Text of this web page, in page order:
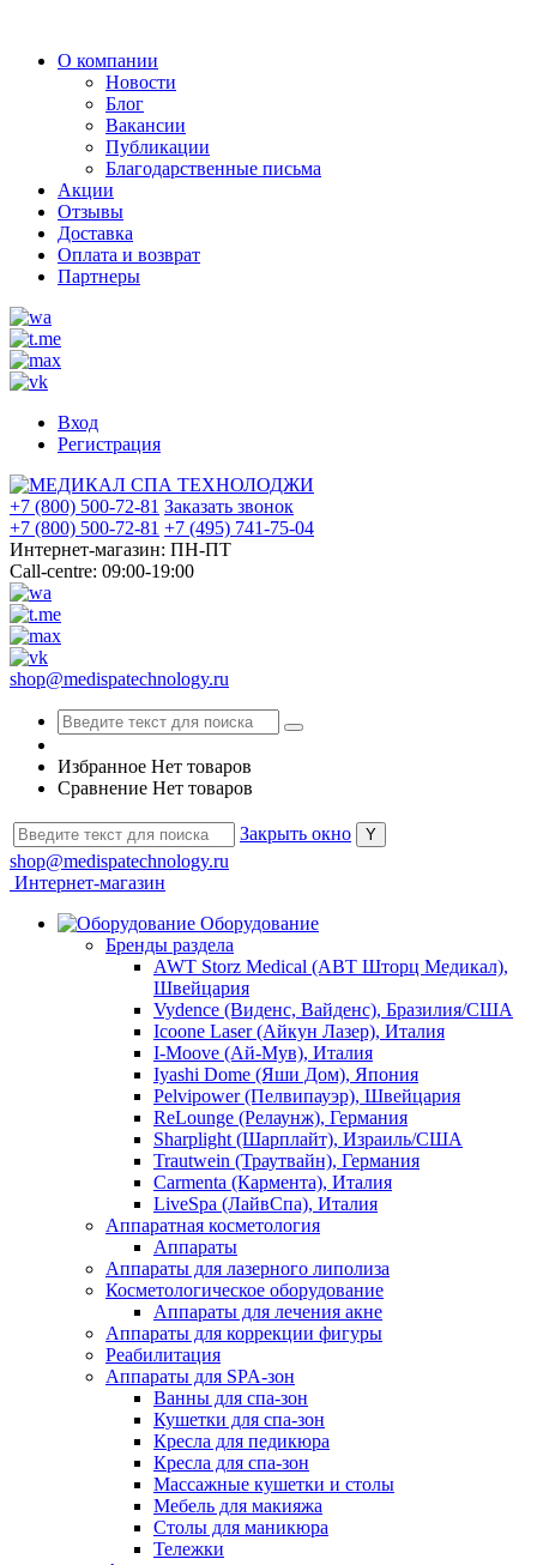
О компании
Новости
Блог
Вакансии
Публикации
Благодарственные письма
Акции
Отзывы
Доставка
Оплата и возврат
Партнеры
Вход
Регистрация
+7 (800) 500-72-81 Заказать звонок
+7 (800) 500-72-81 +7 (495) 741-75-04
Интернет-магазин: ПН-ПТ
Call-centre: 09:00-19:00
shop@medispatechnology.ru
Избранное Нет товаров
Сравнение Нет товаров
Закрыть окно
shop@medispatechnology.ru
Интернет-магазин
Оборудование
Бренды раздела
AWT Storz Medical (АВТ Шторц Медикал),
Швейцария
Vydence (Виденс, Вайденс), Бразилия/США
Icoone Laser (Айкун Лазер), Италия
I-Moove (Ай-Мув), Италия
Iyashi Dome (Яши Дом), Япония
Pelvipower (Пелвипауэр), Швейцария
ReLounge (Релаунж), Германия
Sharplight (Шарплайт), Израиль/США
Trautwein (Траутвайн), Германия
Carmenta (Кармента), Италия
LiveSpa (ЛайвСпа), Италия
Аппаратная косметология
Аппараты
Аппараты для лазерного липолиза
Косметологическое оборудование
Аппараты для лечения акне
Аппараты для коррекции фигуры
Реабилитация
Аппараты для SPA-зон
Ванны для спа-зон
Кушетки для спа-зон
Кресла для педикюра
Кресла для спа-зон
Массажные кушетки и столы
Мебель для макияжа
Столы для маникюра
Тележки